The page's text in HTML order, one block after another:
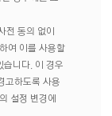
전 동의 없이
여 이를 사용할
습니다. 이 경우
고하도록 사용
설정 변경에